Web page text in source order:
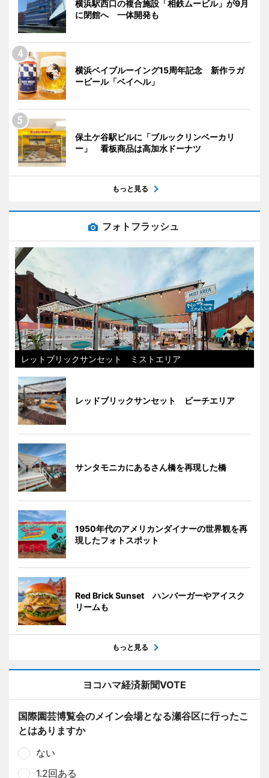
横浜駅西口の複合施設「相鉄ムービル」が9月
に閉館へ 一体開発も
横浜ベイブルーイング15周年記念 新作ラガ
ービール「ベイヘル」
保土ケ谷駅ビルに「ブルックリンベーカリ
ー」 看板商品は高加水ドーナツ
もっと見る
フォトフラッシュ
レットブリックサンセット ミストエリア
レッドブリックサンセット ビーチエリア
サンタモニカにあるさん橋を再現した橋
1950年代のアメリカンダイナーの世界観を再
現したフォトスポット
Red Brick Sunset ハンバーガーやアイスク
リームも
もっと見る
ヨコハマ経済新聞VOTE
国際園芸博覧会のメイン会場となる瀬谷区に行ったこ
とはありますか
ない
1.2回ある